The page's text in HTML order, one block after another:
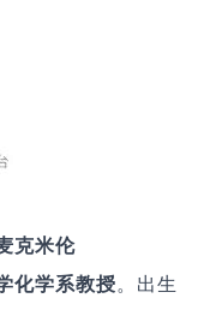
克米伦
化学系教授。出生